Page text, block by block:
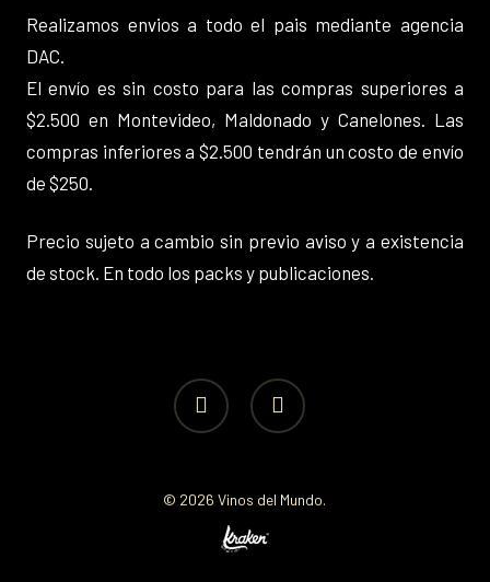
Realizamos envios a todo el pais mediante agencia
DAC.
El envío es sin costo para las compras superiores a
$2.500 en Montevideo, Maldonado y Canelones. Las
compras inferiores a $2.500 tendrán un costo de envío
de $250.
Precio sujeto a cambio sin previo aviso y a existencia
de stock. En todo los packs y publicaciones.
facebook instagram
© 2026 Vinos del Mundo.